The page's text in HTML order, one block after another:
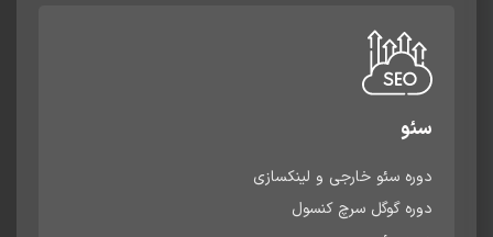
سئو
دوره سئو خارجی و لینکسازی
دوره گوگل سرچ کنسول